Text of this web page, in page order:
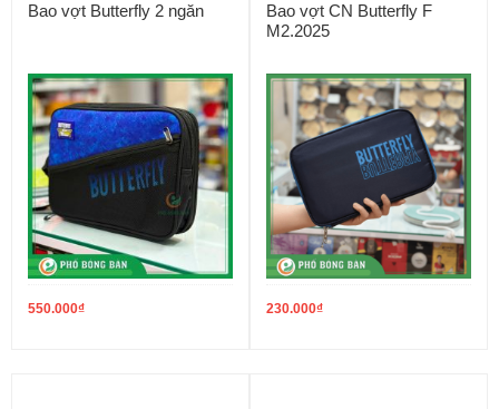
Bao vợt Butterfly 2 ngăn
550.000₫
Bao vợt CN Butterfly F
M2.2025
230.000₫